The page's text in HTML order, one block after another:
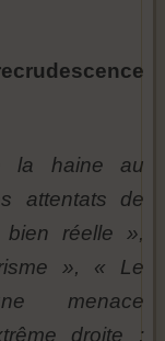
la haine au
attentats de
bien réelle »,
», « Le
menace
droite :